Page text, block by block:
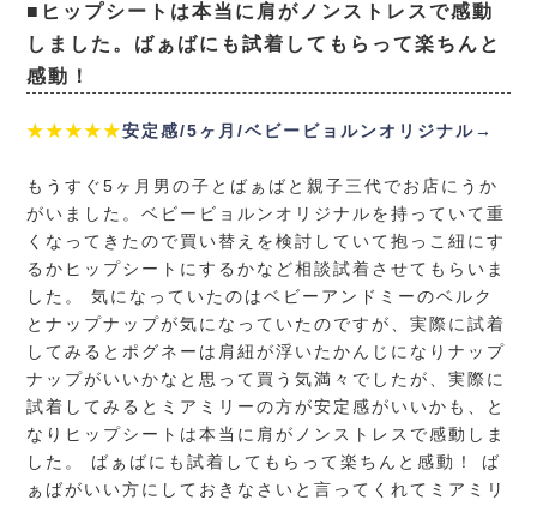
■ヒップシートは本当に肩がノンストレスで感動
しました。ばぁばにも試着してもらって楽ちんと
感動！
★★★★★安定感/5ヶ月/ベビービョルンオリジナル→
もうすぐ5ヶ月男の子とばぁばと親子三代でお店にうか
がいました。ベビービョルンオリジナルを持っていて重
くなってきたので買い替えを検討していて抱っこ紐にす
るかヒップシートにするかなど相談試着させてもらいま
した。 気になっていたのはベビーアンドミーのベルク
とナップナップが気になっていたのですが、実際に試着
してみるとポグネーは肩紐が浮いたかんじになりナップ
ナップがいいかなと思って買う気満々でしたが、実際に
試着してみるとミアミリーの方が安定感がいいかも、と
なりヒップシートは本当に肩がノンストレスで感動しま
した。 ばぁばにも試着してもらって楽ちんと感動！ ば
ぁばがいい方にしておきなさいと言ってくれてミアミリ